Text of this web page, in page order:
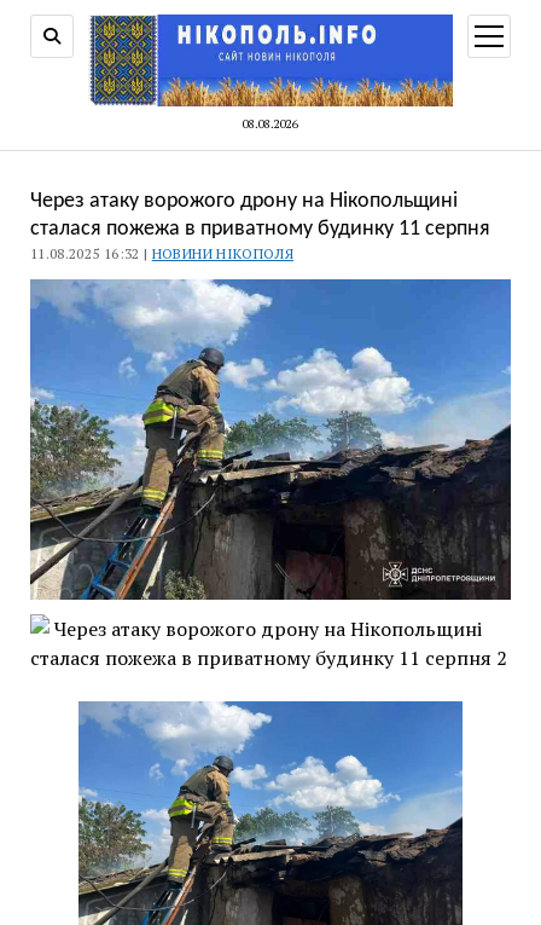
08.08.2026
меню
Через атаку ворожого дрону на Нікопольщині
сталася пожежа в приватному будинку 11 серпня
11.08.2025 16:32 | НОВИНИ НІКОПОЛЯ